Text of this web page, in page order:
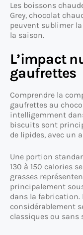
Les boissons
Grey, chocolat
peuvent sublimer
la saison.
L’impact
gaufrettes
Comprendre la
gaufrettes au
intelligemment
biscuits sont
de lipides, avec un
Une portion
130 à 150 calories
grasses
principalement
dans la fabrication.
considérablement
classiques ou sans